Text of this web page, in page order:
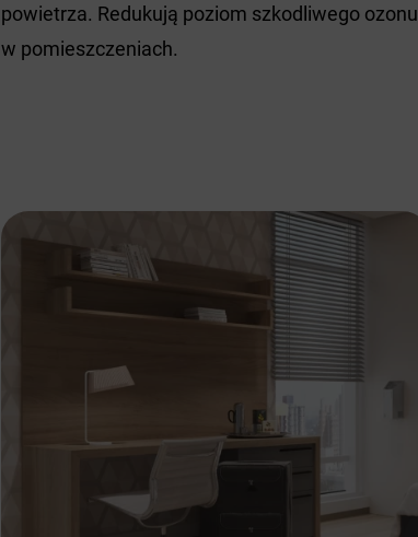
powietrza. Redukują poziom szkodliwego ozonu
w pomieszczeniach.